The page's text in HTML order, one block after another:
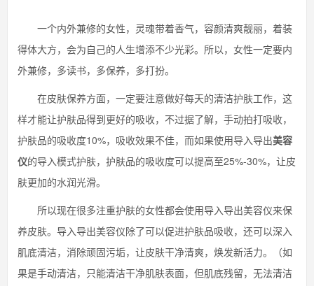
一个内外兼修的女性，灵魂带着香气，容颜清爽靓丽，着装
得体大方，会为自己的人生增添不少光彩。所以，女性一定要内
外兼修，多读书，多保养，多打扮。
在皮肤保养方面，一定要注意做好每天的清洁护肤工作，这
样才能让护肤品得到更好的吸收，不过据了解，手动拍打吸收，
护肤品的吸收度10%，吸收效果不佳，而如果使用导入导出美容
仪的导入模式护肤，护肤品的吸收度可以提高至25%-30%，让皮
肤更加的水润光滑。
所以现在很多注重护肤的女性都会使用导入导出美容仪来保
养皮肤。导入导出美容仪除了可以促进护肤品吸收，还可以深入
肌底清洁，消除顽固污垢，让皮肤干净清爽，焕发新活力。（如
果是手动清洁，只能清洁干净肌肤表面，但肌底残留，无法清洁